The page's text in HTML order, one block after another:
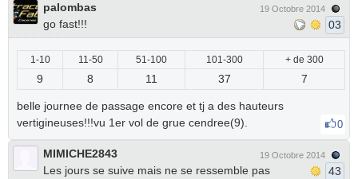
palombas
go fast!!!
19 Octobre 2014
03
1-10 11-50 51-100 101-300 + de 300
9 8 11 37 7
belle journee de passage encore et tj a des hauteurs
vertigineuses!!!vu 1er vol de grue cendree(9).
0
MIMICHE2843
Les jours se suive mais ne se ressemble pas
19 Octobre 2014
43